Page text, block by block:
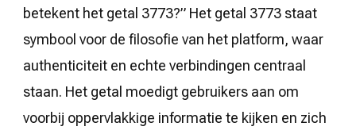
betekent het getal 3773?” Het getal 3773 staat
symbool voor de filosofie van het platform, waar
authenticiteit en echte verbindingen centraal
staan. Het getal moedigt gebruikers aan om
voorbij oppervlakkige informatie te kijken en zich